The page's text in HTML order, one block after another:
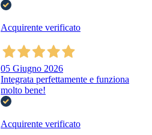
Acquirente verificato
05 Giugno 2026
Integrata perfettamente e funziona
molto bene!
Acquirente verificato